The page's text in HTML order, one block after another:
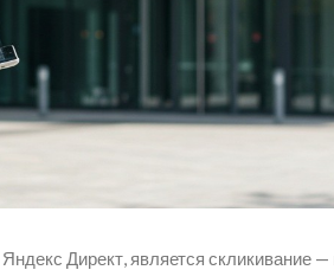
Директ, является скликивание